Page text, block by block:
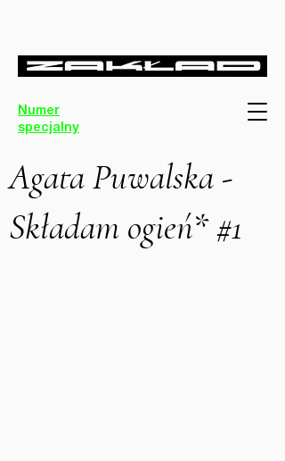
Numer
specjalny
Agata Puwalska -
Składam ogień* #1